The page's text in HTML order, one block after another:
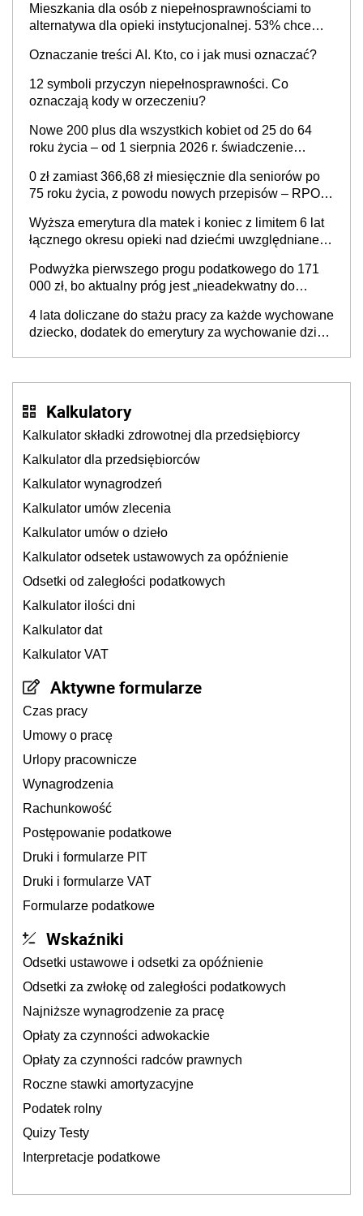
Mieszkania dla osób z niepełnosprawnościami to
alternatywa dla opieki instytucjonalnej. 53% chce
Oznaczanie treści AI. Kto, co i jak musi oznaczać?
12 symboli przyczyn niepełnosprawności. Co
oznaczają kody w orzeczeniu?
Nowe 200 plus dla wszystkich kobiet od 25 do 64
roku życia – od 1 sierpnia 2026 r. świadczenie
0 zł zamiast 366,68 zł miesięcznie dla seniorów po
75 roku życia, z powodu nowych przepisów – RPO
Wyższa emerytura dla matek i koniec z limitem 6 lat
łącznego okresu opieki nad dziećmi uwzględnianego
już w Ministerstwie Rodziny, Pracy i Polityki
Społecznej
Podwyżka pierwszego progu podatkowego do 171
000 zł, bo aktualny próg jest „nieadekwatny do
4 lata doliczane do stażu pracy za każde wychowane
dziecko, dodatek do emerytury za wychowanie dzieci
Kalkulatory
Kalkulator składki zdrowotnej dla przedsiębiorcy
Kalkulator dla przedsiębiorców
Kalkulator wynagrodzeń
Kalkulator umów zlecenia
Kalkulator umów o dzieło
Kalkulator odsetek ustawowych za opóźnienie
Odsetki od zaległości podatkowych
Kalkulator ilości dni
Kalkulator dat
Kalkulator VAT
Aktywne formularze
Czas pracy
Umowy o pracę
Urlopy pracownicze
Wynagrodzenia
Rachunkowość
Postępowanie podatkowe
Druki i formularze PIT
Druki i formularze VAT
Formularze podatkowe
Wskaźniki
Odsetki ustawowe i odsetki za opóźnienie
Odsetki za zwłokę od zaległości podatkowych
Najniższe wynagrodzenie za pracę
Opłaty za czynności adwokackie
Opłaty za czynności radców prawnych
Roczne stawki amortyzacyjne
Podatek rolny
Quizy Testy
Interpretacje podatkowe